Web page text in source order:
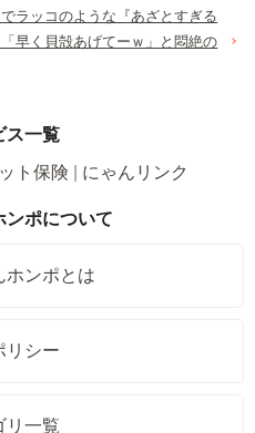
ラッコのような『あざとすぎる
早く貝殻あげてーｗ」と悶絶の
ス一覧
ト保険 にゃんリンク
ンポについて
ホンポとは
リシー
リ一覧